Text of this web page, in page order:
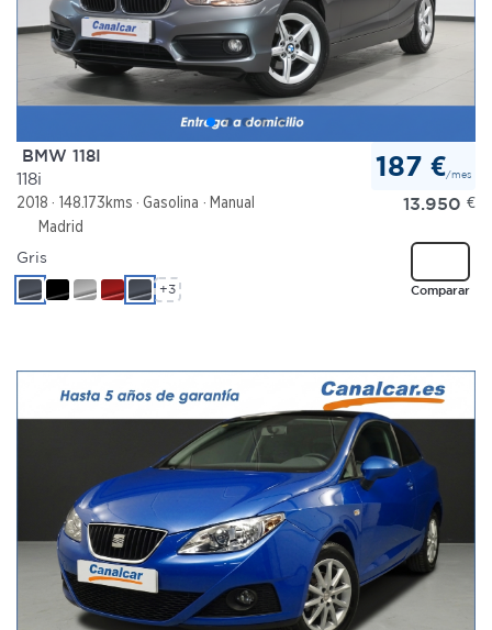
BMW 118I
118i
2018 148.173kms Gasolina
Manual
Madrid
187 €/mes
13.950 €
Comparar
Gris
+3